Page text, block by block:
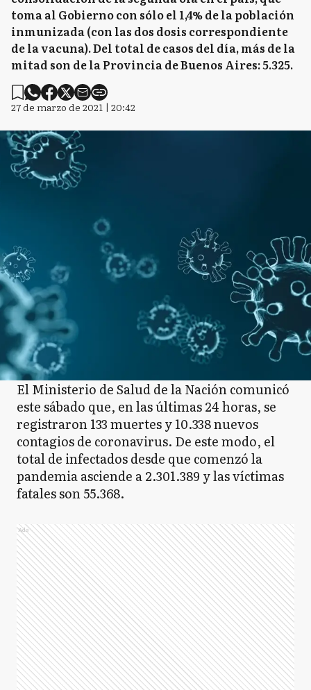
toma al Gobierno con sólo el 1,4% de la población
inmunizada (con las dos dosis correspondiente
de la vacuna). Del total de casos del día, más de la
mitad son de la Provincia de Buenos Aires: 5.325.
27 de marzo de 2021 | 20:42
El Ministerio de Salud de la Nación comunicó
este sábado que, en las últimas 24 horas, se
registraron 133 muertes y 10.338 nuevos
contagios de coronavirus. De este modo, el
total de infectados desde que comenzó la
pandemia asciende a 2.301.389 y las víctimas
fatales son 55.368.
Ads